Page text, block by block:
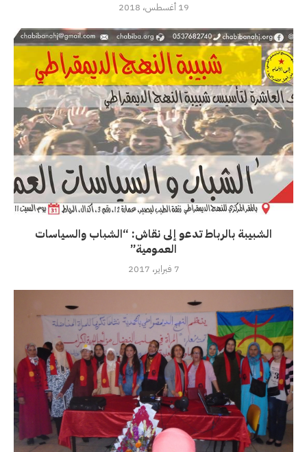
19 أغسطس، 2018
الشبيبة بالرباط تدعو إلى نقاش: “الشباب والسياسات
العمومية”
7 فبراير، 2017